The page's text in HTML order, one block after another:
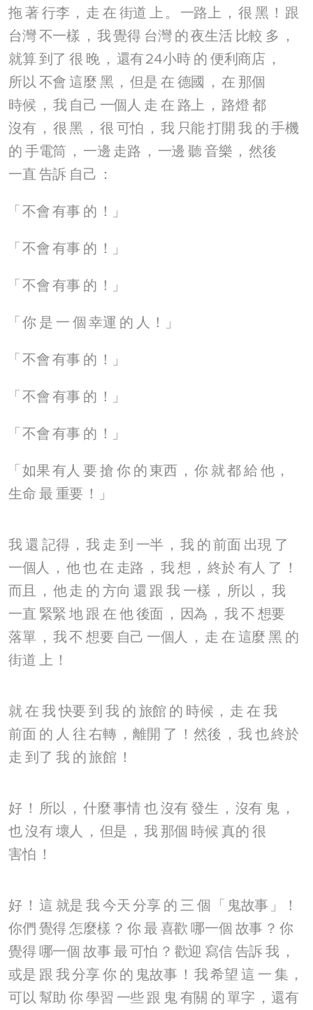
拖著 行李 ， 走 在 街道 上 。 一路上 ， 很 黑 ！ 跟
台灣不一樣 ， 我覺得 台灣 的夜生活 比較 多 ，
就算 到了 很 晚 ， 還有24小時 的 便利商店 ，
所以不會 這麼 黑 ， 但是 在 德國 ， 在 那個
時候 ， 我 自己 一個人 走 在 路上 ， 路燈 都
沒有 ， 很黑 ， 很 可怕 ， 我 只能打開 我 的手機
的 手電筒 ， 一邊 走路 ， 一邊 聽音樂 ， 然後
一直 告訴 自己 ：
「不會有事 的 ！」
「不會有事 的 ！」
「不會有事 的 ！」
「你 是 一 個 幸運 的 人 ！」
「不會有事 的 ！」
「不會有事 的 ！」
「不會有事 的 ！」
「如果有人 要 搶 你 的東西 ， 你就都給 他 ，
生命 最 重要 ！」
我 還 記得 ， 我 走 到 一半 ， 我 的前面 出現 了
一個人 ， 他也在 走路 ， 我 想 ， 終於 有人 了 ！
而且 ， 他走 的 方向 還 跟 我 一樣 ， 所以 ， 我
一直 緊緊 地 跟 在 他後面 ， 因為 ， 我 不 想要
落單 ， 我不 想要 自己 一個人 ， 走 在 這麼 黑 的
街道 上 ！
就在 我快要 到 我 的 旅館 的 時候 ， 走 在 我
前面 的 人 往右轉 ， 離開 了 ！ 然後 ， 我 也終於
走 到了 我 的旅館 ！
好 ！ 所以 ， 什麼事情 也沒有 發生 ， 沒有 鬼 ，
也沒有 壞人 ， 但是 ， 我 那個 時候 真的 很
害怕 ！
好 ！ 這 就是 我 今天分享 的 三 個 「 鬼故事 」！
你們 覺得怎麼樣 ？ 你最 喜歡 哪一個 故事 ？ 你
覺得哪一個 故事 最可怕 ？ 歡迎 寫信 告訴 我 ，
或是 跟 我分享 你 的 鬼故事 ！ 我希望 這 一 集 ，
可以幫助 你學習 一些 跟 鬼有關 的單字 ， 還有